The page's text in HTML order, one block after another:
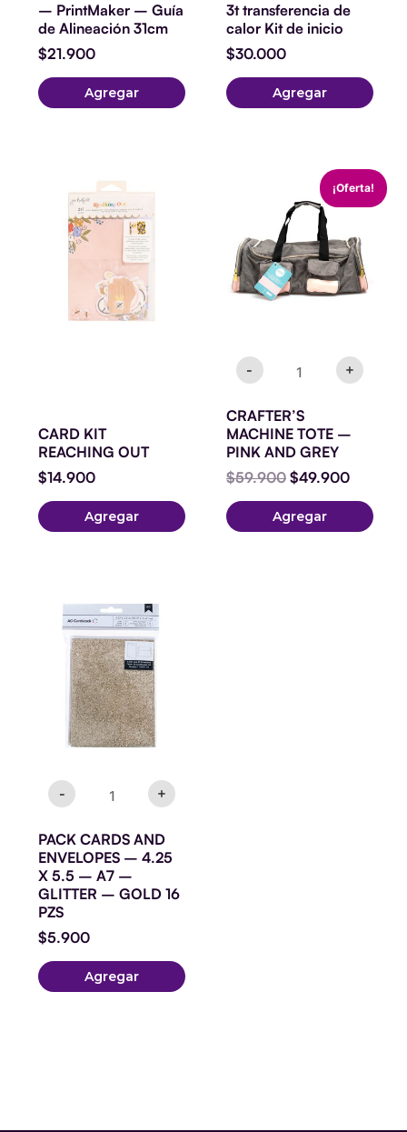
– PrintMaker – Guía
de Alineación 31cm
$21.900
Agregar
3t transferencia de
calor Kit de inicio
$30.000
Agregar
CARD KIT
REACHING OUT
$14.900
Agregar
¡Oferta!
-
CRAFTER'S
MACHINE
TOTE
PINK
AND
GREY
cantidad
+
CRAFTER’S
MACHINE TOTE –
PINK AND GREY
$59.900
precio
original
$59.900.
$49.900
precio
es:
Agregar
-
PACK
CARDS
AND
ENVELOPES
-
4.25
X
5.5
-
A7
-
PZS
cantidad
+
PACK CARDS AND
ENVELOPES – 4.25
X 5.5 – A7 –
GLITTER – GOLD 16
PZS
$5.900
Agregar